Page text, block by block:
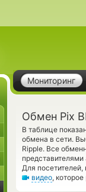
Мониторинг
Обмен Pix
В таблице
обмена в сети.
Ripple. Все
Для
видео,